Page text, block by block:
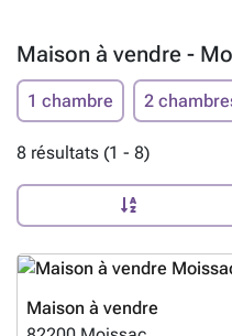
Maison à vendre -
1 chambre 2
8 résultats (1 - 8)
Maison à vendre